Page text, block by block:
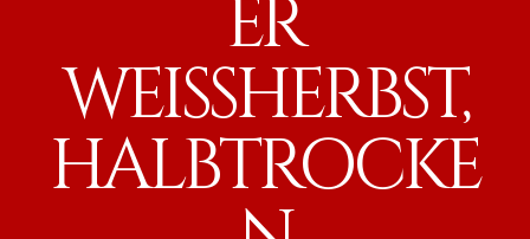
ER
WEISSHERBST, H
ALBTROCKEN